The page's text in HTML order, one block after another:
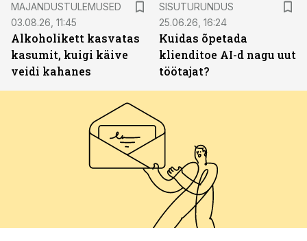
MAJANDUSTULEMUSED
03.08.26, 11:45
Alkoholikett kasvatas
kasumit, kuigi käive
veidi kahanes
SISUTURUNDUS
25.06.26, 16:24
Kuidas õpetada
klienditoe AI-d nagu uut
töötajat?